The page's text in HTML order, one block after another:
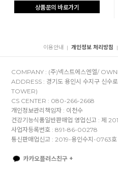
상품문의 바로가기
이용안내 | 개인정보 처리방침 |
COMPANY : (주)넥스트에스엔엘/
ADDRESS : 경기도 용인시 수지구 신수
TOWER)
CS CENTER : 080-266-2668
개인정보관리책임자 : 이천수
건강기능식품일반판매업 영업신고 : 제
사업자등록번호 : 891-86-00278
통신판매업신고 : 2019-용인수지-0763호
카카오플러스친구 +